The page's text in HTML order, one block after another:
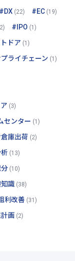
#DX (22) #EC (19)
#IPO (1)
ドア (1)
ライチェーン (1)
(3)
センター (1)
庫出荷 (2)
(13)
(10)
識 (38)
利改善 (31)
画 (2)